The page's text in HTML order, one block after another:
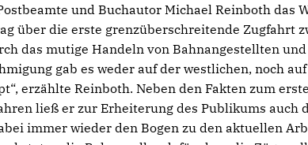
und Buchautor Michael Reinboth das
über die erste grenzüberschreitende Zugfahrt
das mutige Handeln von Bahnangestellten
gab es weder auf der westlichen, noch
erzählte Reinboth. Neben den Fakten zum
ließ er zur Erheiterung des Publikums auch
immer wieder den Bogen zu den aktuellen